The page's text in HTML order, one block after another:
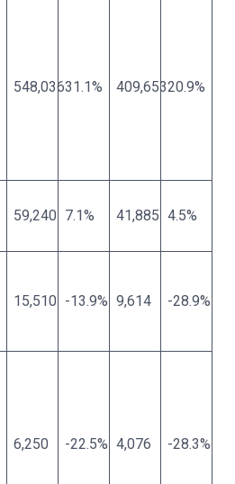
548,03631.1% 409,65320.9%
59,240 7.1% 41,885 4.5%
15,510 -13.9% 9,614 -28.9%
6,250 -22.5% 4,076 -28.3%